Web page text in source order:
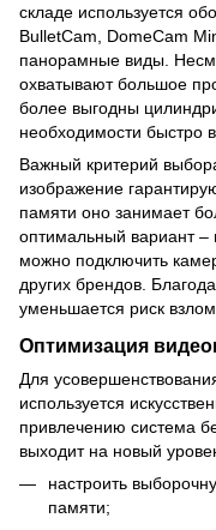
складе используется
BulletCam, DomeCam
панорамные виды.
охватывают большое
более выгодны
необходимости быстро
Важный критерий
изображение
памяти оно занимает
оптимальный вариант
можно подключить
других брендов.
уменьшается риск
Оптимизация
Для
используется
привлечению система
выходит на новый
настроить
памяти;